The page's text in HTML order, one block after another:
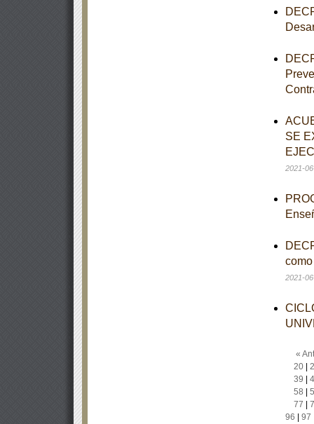
SE
2021-
2021-
«
20|
39
58
77
96
97